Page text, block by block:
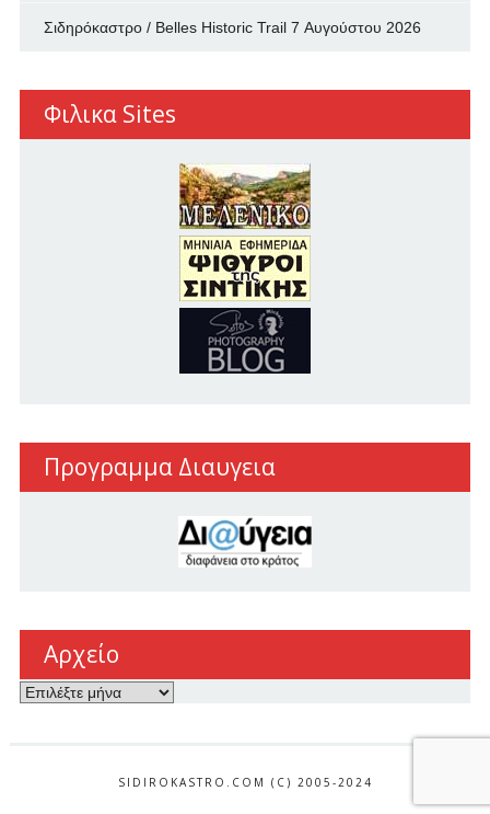
Σιδηρόκαστρο / Belles Historic Trail 7 Αυγούστου 2026
Φιλικα Sites
Προγραμμα Διαυγεια
Αρχείο
Αρχείο
SIDIROKASTRO.COM (C) 2005-2024